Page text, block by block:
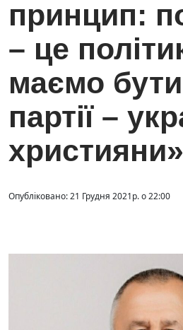
принцип:
– це
маємо бути
партії –
християни»
Опубліковано: 21 Грудня 2021р. о 22:00